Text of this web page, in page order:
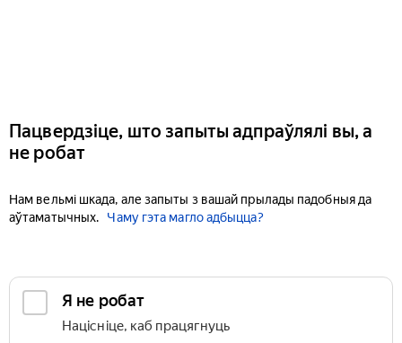
Пацвердзіце, што запыты адпраўлялі вы, а
не робат
Нам вельмі шкада, але запыты з вашай прылады падобныя да
аўтаматычных.
Чаму гэта магло адбыцца?
Я не робат
Націсніце, каб працягнуць